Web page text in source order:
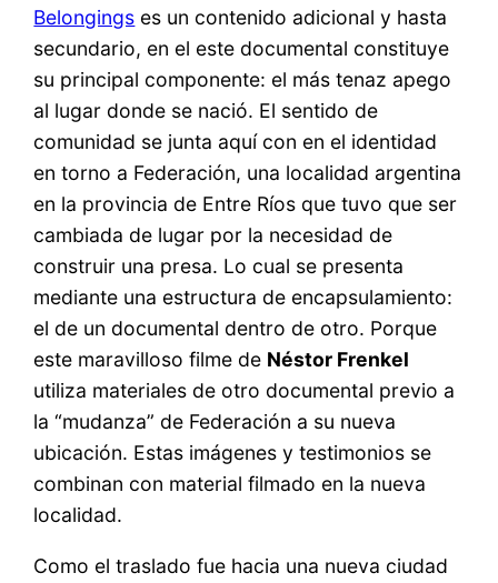
Belongings es un contenido adicional y hasta
secundario, en el este documental constituye
su principal componente: el más tenaz apego
al lugar donde se nació. El sentido de
comunidad se junta aquí con en el identidad
en torno a Federación, una localidad argentina
en la provincia de Entre Ríos que tuvo que ser
cambiada de lugar por la necesidad de
construir una presa. Lo cual se presenta
mediante una estructura de encapsulamiento:
el de un documental dentro de otro. Porque
este maravilloso filme de Néstor Frenkel
utiliza materiales de otro documental previo a
la “mudanza” de Federación a su nueva
ubicación. Estas imágenes y testimonios se
combinan con material filmado en la nueva
localidad.
Como el traslado fue hacia una nueva ciudad